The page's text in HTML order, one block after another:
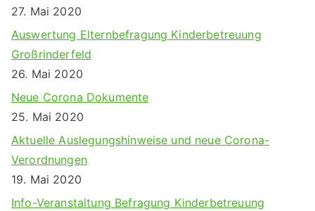
27. Mai 2020
Auswertung Elternbefragung Kinderbetreuung
Großrinderfeld
26. Mai 2020
Neue Corona Dokumente
25. Mai 2020
Aktuelle Auslegungshinweise und neue Corona-
Verordnungen
19. Mai 2020
Info-Veranstaltung Befragung Kinderbetreuung